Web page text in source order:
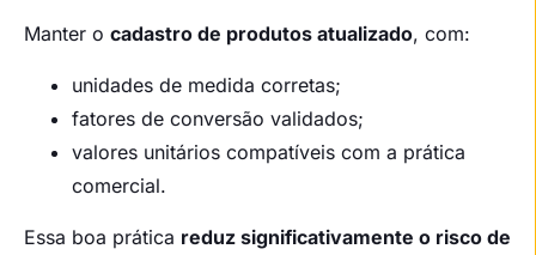
Manter o cadastro de produtos atualizado, com:
unidades de medida corretas;
fatores de conversão validados;
valores unitários compatíveis com a prática
comercial.
Essa boa prática reduz significativamente o risco de